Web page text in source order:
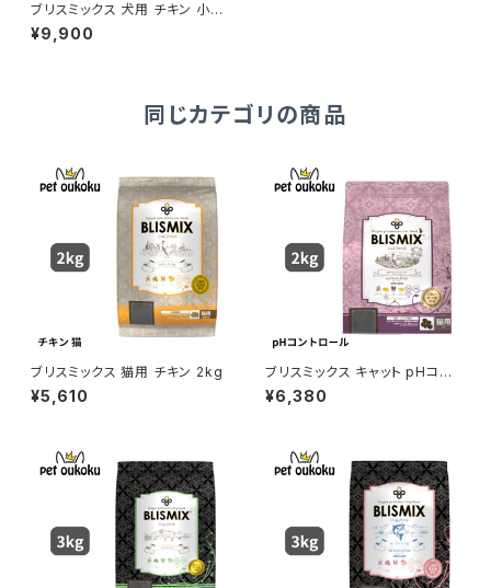
ブリスミックス 犬用 チキン 小粒
6kg
¥9,900
同じカテゴリの商品
ブリスミックス 猫用 チキン 2kg
¥5,610
ブリスミックス キャット pHコン
トロール グレインフリーチキン
2kg 猫用
¥6,380